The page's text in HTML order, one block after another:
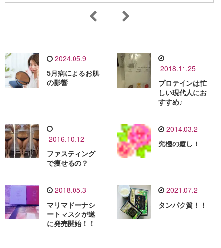
2024.05.9
5月病によるお肌
の影響
2018.11.25
プロテインは忙
しい現代人にお
すすめ♪
2016.10.12
ファスティング
で痩せるの？
2014.03.2
究極の癒し！
2018.05.3
マリマドーナシ
ートマスクが遂
に発売開始！！
2021.07.2
タンパク質！！